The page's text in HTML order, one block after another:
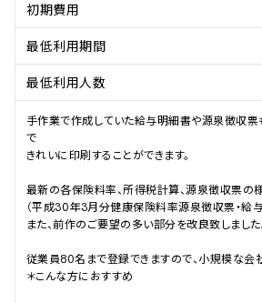
初期費用
最低利用期間
最低利用人数
手作業で作成していた給与明細書や源泉徴収票
で
きれいに印刷することができます。
最新の各保険料率、所得税計算、源泉徴収票の
（平成30年3月分健康保険料率源泉徴収票・給
また、前作のご要望の多い部分を改良致しました
従業員80名まで登録できますので、小規模な会
＊こんな方におすすめ